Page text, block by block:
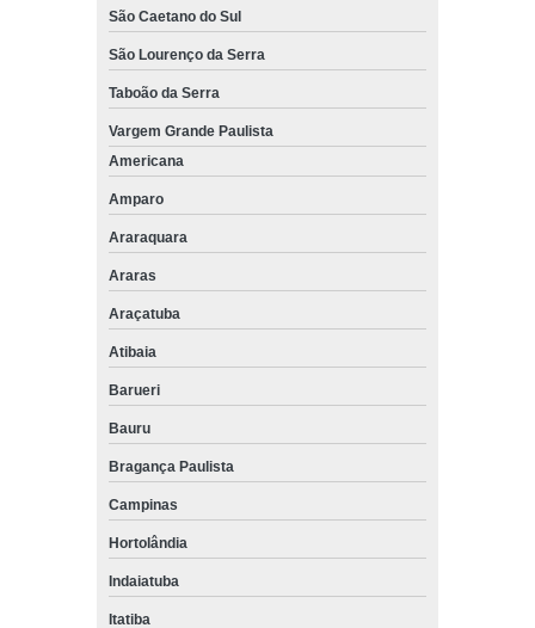
São Caetano do Sul
São Lourenço da Serra
Taboão da Serra
Vargem Grande Paulista
Americana
Amparo
Araraquara
Araras
Araçatuba
Atibaia
Barueri
Bauru
Bragança Paulista
Campinas
Hortolândia
Indaiatuba
Itatiba